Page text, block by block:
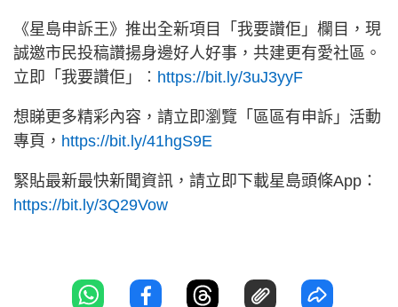
《星島申訴王》推出全新項目「我要讚佢」欄目，現
誠邀市民投稿讚揚身邊好人好事，共建更有愛社區。
立即「我要讚佢」︰ https://bit.ly/3uJ3yyF
想睇更多精彩內容，請立即瀏覽「區區有申訴」活動
專頁， https://bit.ly/41hgS9E
緊貼最新最快新聞資訊，請立即下載星島頭條App：
https://bit.ly/3Q29Vow